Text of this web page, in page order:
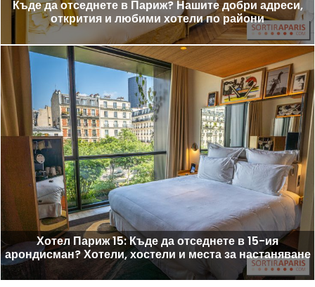
Къде да отседнете в Париж? Нашите добри адреси,
открития и любими хотели по райони
Хотел Париж 15: Къде да отседнете в 15-ия
арондисман? Хотели, хостели и места за настаняване